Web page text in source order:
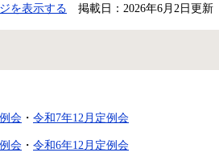
を表示する 掲載日：2026年6月2日更新
会 ・ 令和7年12月定例会
会 ・ 令和6年12月定例会